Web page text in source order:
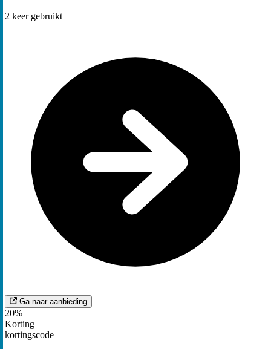
2 keer gebruikt
Ga naar aanbieding
20%
Korting
kortingscode